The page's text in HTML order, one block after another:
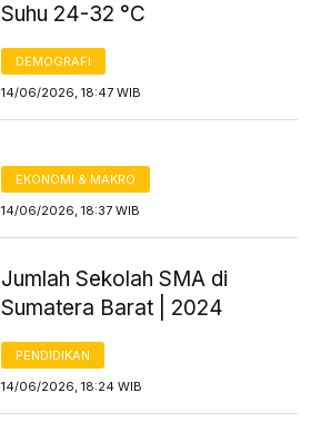
Suhu 24-32 °C
DEMOGRAFI
14/06/2026, 18:47 WIB
EKONOMI & MAKRO
14/06/2026, 18:37 WIB
Jumlah Sekolah SMA di
Sumatera Barat | 2024
PENDIDIKAN
14/06/2026, 18:24 WIB